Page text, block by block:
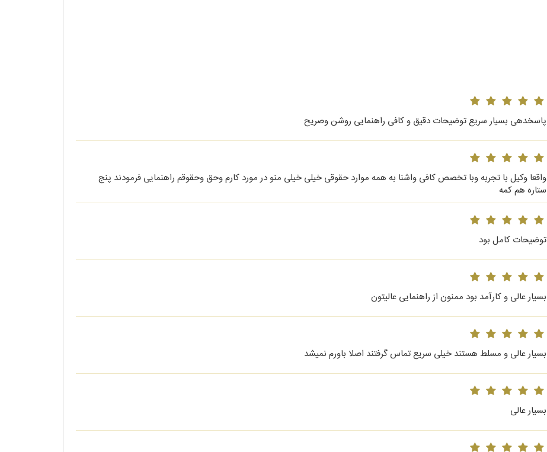
پاسخدهی بسیار سریع توضیحات دقیق و کافی راهنمایی روشن وصریح
واقعا وکیل با تجربه وبا تخصص کافی واشنا به همه موارد حقوقی خیلی خیلی منو در مورد کارم وحق وحقوقم راهنمایی فرمودند پنج
ستاره هم کمه
توضیحات کامل بود
بسیار عالی و کارآمد بود ممنون از راهنمایی عالیتون
بسیار عالی و مسلط هستند خیلی سریع تماس گرفتند اصلا باورم نمیشد
بسیار عالی